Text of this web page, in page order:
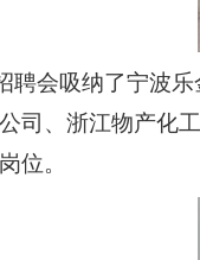
聘会吸纳了宁波
司、浙江物产化
位。